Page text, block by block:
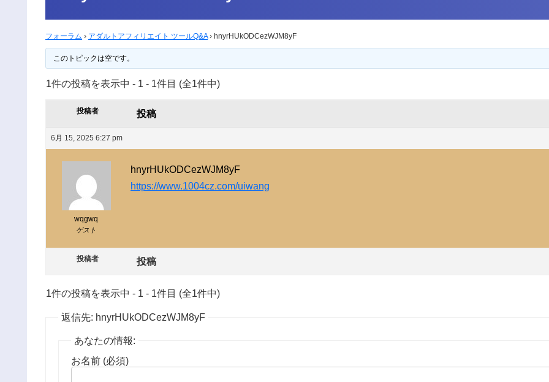
フォーラム › アダルトアフィリエイト ツールQ&A › hnyrHUkODCezWJM8yF
このトピックは空です。
1件の投稿を表示中 - 1 - 1件目 (全1件中)
投稿者 投稿
6月 15, 2025 6:27 pm
wqgwq
ゲスト
hnyrHUkODCezWJM8yF
https://www.1004cz.com/uiwang
投稿者 投稿
1件の投稿を表示中 - 1 - 1件目 (全1件中)
返信先: hnyrHUkODCezWJM8yF
あなたの情報:
お名前 (必須)